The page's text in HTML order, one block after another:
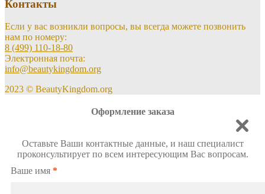
Контакты
Если у вас возникли вопросы, вы всегда можете позвонить
нам по номеру:
8 (499) 110-18-80
Электронная почта:
info@beautykingdom.org
2023 © BeautyKingdom.org
Оформление заказа
Оставьте Ваши контактные данные, и наш специалист
проконсультирует по всем интересующим Вас вопросам.
Ваше имя *